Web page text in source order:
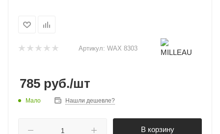
Артикул: WAX 8303
785 руб./шт
Мало Нашли дешевле?
В корзину